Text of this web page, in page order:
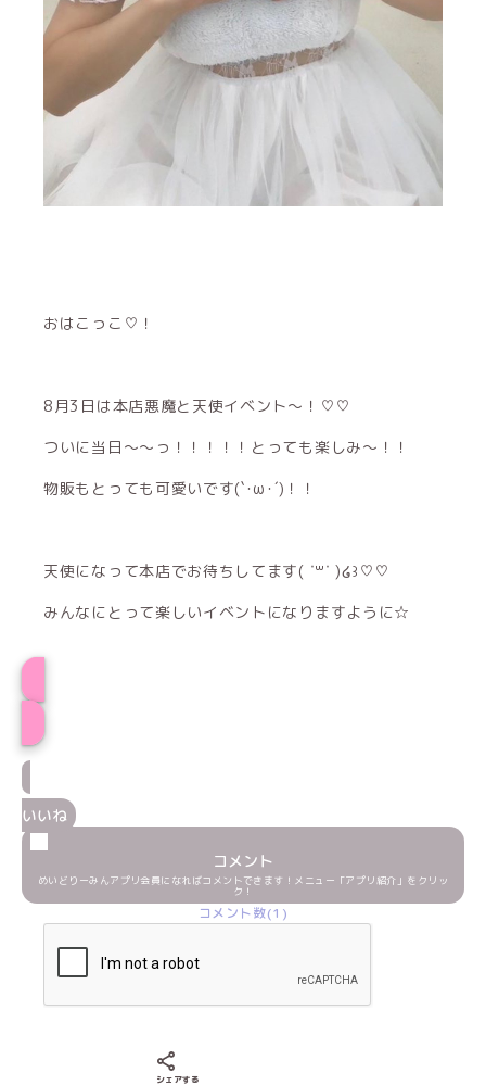
おはこっこ♡！
8月3日は本店悪魔と天使イベント〜！♡♡
ついに当日〜〜っ！！！！！とっても楽しみ〜！！
物販もとっても可愛いです(`･ω･´)！！
天使になって本店でお待ちしてます( ˙꒳​˙ )໒꒱♡♡
みんなにとって楽しいイベントになりますように☆
いいね
コメント
めいどりーみんアプリ会員になればコメントできます！メニュー「アプリ紹介」をクリッ
ク！
コメント数(1)
シェアする